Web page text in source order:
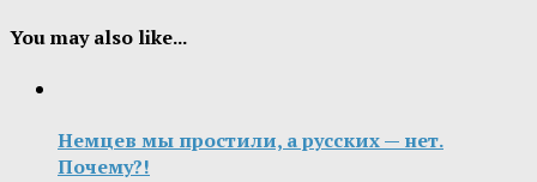
You may also like...
Немцев мы простили, а русских — нет.
Почему?!